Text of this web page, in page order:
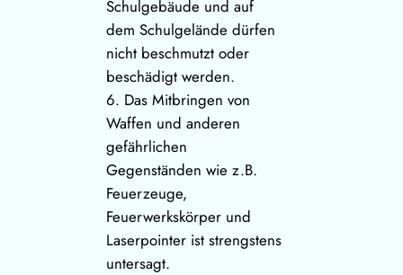
Schulgebäude und auf
dem Schulgelände dürfen
nicht beschmutzt oder
beschädigt werden.
6. Das Mitbringen von
Waffen und anderen
gefährlichen
Gegenständen wie z.B.
Feuerzeuge,
Feuerwerkskörper und
Laserpointer ist strengstens
untersagt.